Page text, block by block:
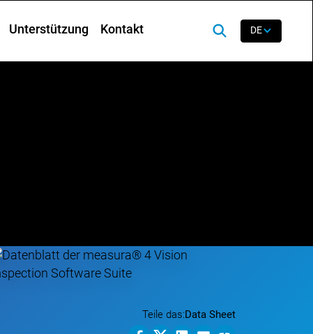
Unterstützung Kontakt DE
Teile das:Data Sheet